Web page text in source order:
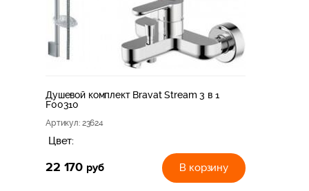
Душевой комплект Bravat Stream 3 в 1
F00310
Артикул: 23624
Цвет:
22 170 руб В корзину